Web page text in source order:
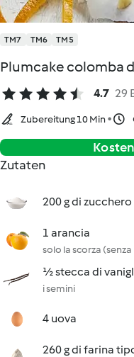
TM7 TM6 TM5
Plumcake colomba
4.7 29
Zubereitung 10 Min
Zutaten
200 g di zucchero
1 arancia
solo la scorza
½ stecca di
i semini
4 uova
260 g di farina